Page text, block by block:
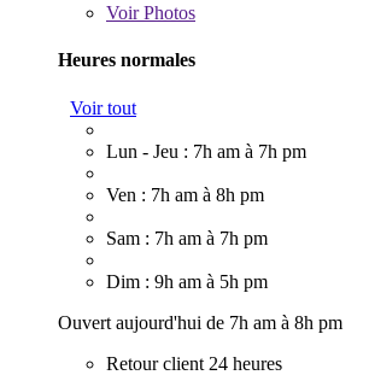
VoirPhotos
Heures normales
Voir tout
Lun - Jeu : 7h am à 7h pm
Ven : 7h am à 8h pm
Sam : 7h am à 7h pm
Dim : 9h am à 5h pm
Ouvert aujourd'hui de 7h am à 8h pm
Retour client 24 heures